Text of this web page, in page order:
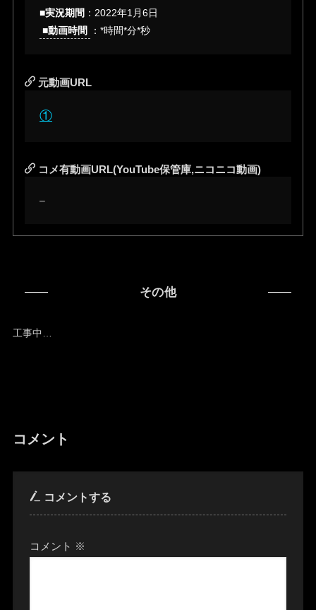
■実況期間 ：2022年1月6日
■動画時間
：*時間*分*秒
元動画URL
①
コメ有動画URL(YouTube保管庫,ニコニコ動画)
–
その他
工事中…
コメント
コメントする
コメント ※